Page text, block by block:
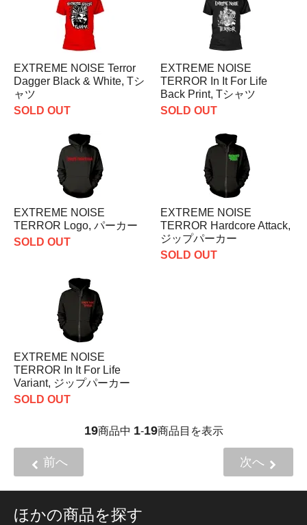
EXTREME NOISE Terror
Dagger Black & White, Tシ
ャツ
SOLD OUT
EXTREME NOISE
TERROR In It For Life
Back Print, Tシャツ
SOLD OUT
EXTREME NOISE
TERROR Logo, パーカー
SOLD OUT
EXTREME NOISE
TERROR Hardcore Attack,
ジップパーカー
SOLD OUT
EXTREME NOISE
TERROR In It For Life
Variant, ジップパーカー
SOLD OUT
19商品中 1-19商品目を表示
前へ 次へ
ほかの商品を探す